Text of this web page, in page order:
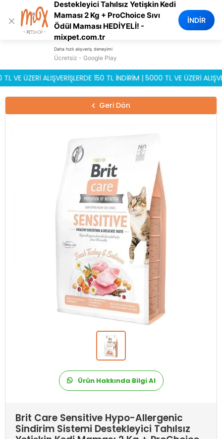
ÜZERİ ALIŞVERİŞLERDE 150 TL İNDİRİM | 5000 TL VE ÜZERİ
0
Geri Dön
Ürün Hakkında Bilgi Al
Brit Care Sensitive Hypo-Allergenic
Sindirim Sistemi Destekleyici Tahılsız
×
Destekleyici Tahılsız Yetişkin Kedi
Maması 2 Kg + ProChoice Sıvı
Ödül Maması HEDİYELİ! -
mixpet.com.tr
Daha hızlı alışveriş deneyimi
Ücretsiz - Google Play
İNDİR